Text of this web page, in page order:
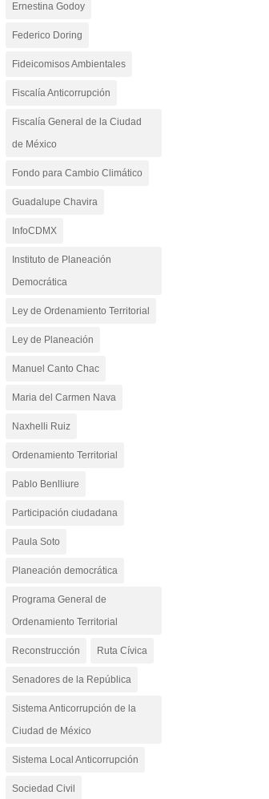
Ernestina Godoy
Federico Doring
Fideicomisos Ambientales
Fiscalía Anticorrupción
Fiscalía General de la Ciudad
de México
Fondo para Cambio Climático
Guadalupe Chavira
InfoCDMX
Instituto de Planeación
Democrática
Ley de Ordenamiento Territorial
Ley de Planeación
Manuel Canto Chac
Maria del Carmen Nava
Naxhelli Ruiz
Ordenamiento Territorial
Pablo Benlliure
Participación ciudadana
Paula Soto
Planeación democrática
Programa General de
Ordenamiento Territorial
Reconstrucción Ruta Cívica
Senadores de la República
Sistema Anticorrupción de la
Ciudad de México
Sistema Local Anticorrupción
Sociedad Civil